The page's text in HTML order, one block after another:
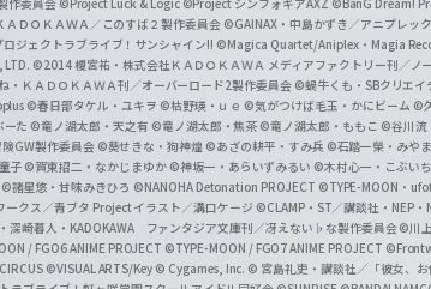
ＤＯＫＡＷＡ／このすば２製作委員会 ©GAINAX・中島かずき／アニプレッ
ジェクトラブライブ！サンシャイン!! ©Magica Quartet/Aniplex・Magia
©2014 榎宮祐・株式会社ＫＡＤＯＫＡＷＡ メディアファクトリー刊／ノ
・ＫＡＤＯＫＡＷＡ刊／オーバーロード2製作委員会 ©蝸牛くも・SBクリエイ
©春日部タケル・ユキヲ ©枯野瑛・ｕｅ ©気がつけば毛玉・かにビーム ©
た ©竜ノ湖太郎・天之有 ©竜ノ湖太郎・焦茶 ©竜ノ湖太郎・ももこ ©谷川流
GW製作委員会 ©葵せきな・狗神煌 ©あざの耕平・すみ兵 ©石踏一榮・みや
子 ©賀東招二・なかじまゆか ©神坂一・あらいずみるい ©木村心一・こぶい
©諸星悠・甘味みきひろ ©NANOHA Detonation PROJECT ©TYPE-MOON・
クス／青ブタ Project イラスト／溝口ケージ ©CLAMP・ST／講談社・NEP・
崎暮人・KADOKAWA ファンタジア文庫刊／冴えない♭な製作委員会©川
/ FGO6 ANIME PROJECT ©TYPE-MOON / FGO7 ANIME PROJECT
©VISUAL ARTS/Key © Cygames, Inc. © 宮島礼吏・講談社／「彼女、